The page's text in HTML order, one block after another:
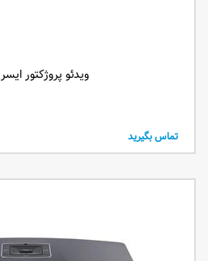
ویدئو پروژکتور ایسر X118h
تماس بگیرید